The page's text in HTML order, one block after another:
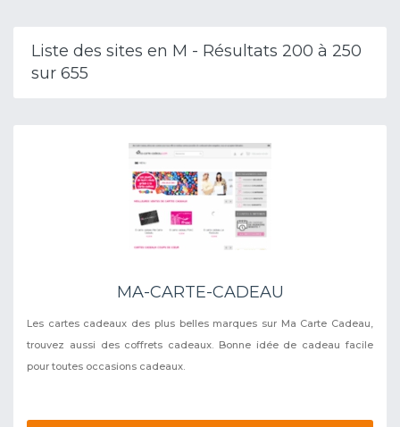
Liste des sites en M - Résultats 200 à 250
sur 655
MA-CARTE-CADEAU
Les cartes cadeaux des plus belles marques sur Ma Carte Cadeau,
trouvez aussi des coffrets cadeaux. Bonne idée de cadeau facile
pour toutes occasions cadeaux.